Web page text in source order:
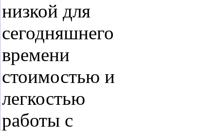
низкой для
сегодняшнего
времени
стоимостью и
легкостью
работы с